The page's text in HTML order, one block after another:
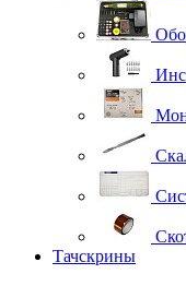
Тачскрины